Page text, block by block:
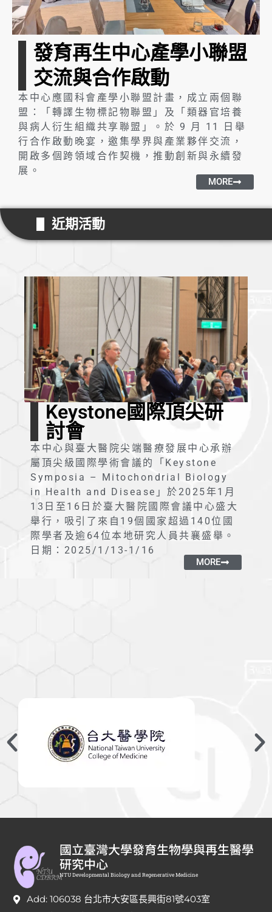
發育再生中心產學小聯盟
交流與合作啟動
本中心應國科會產學小聯盟計畫，成立兩個聯
盟：「轉譯生物標記物聯盟」及「類器官培養
與病人衍生組織共享聯盟」。於 9 月 11 日舉
行合作啟動晚宴，邀集學界與產業夥伴交流，
開啟多個跨領域合作契機，推動創新與永續發
展。
MORE
近期活動
Keystone國際頂尖研
討會
本中心與臺大醫院尖端醫療發展中心承辦
屬頂尖級國際學術會議的「Keystone
Symposia – Mitochondrial Biology
in Health and Disease」於2025年1月
13日至16日於臺大醫院國際會議中心盛大
舉行，吸引了來自19個國家超過140位國
際學者及逾64位本地研究人員共襄盛舉。
日期：2025/1/13-1/16
MORE
國立臺灣大學發育生物學與再生醫學
研究中心
NTU Developmental Biology and Regenerative Medicine
Add: 106038 台北市大安區長興街81號403室